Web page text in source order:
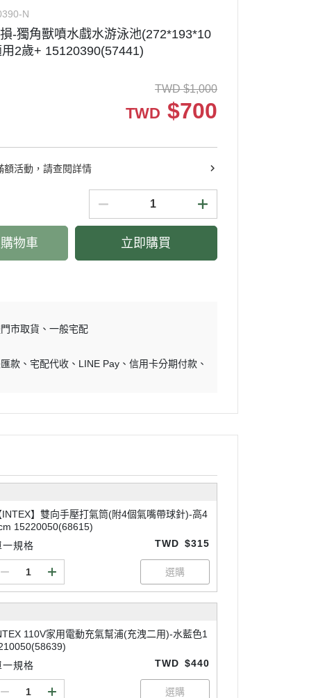
N
損-獨角獸噴水戲水游泳池(272*193*10
2歲+ 15120390(57441)
TWD $1,000
TWD $700
額活動，請查閱詳情
物車 立即購買
市取貨
一般宅配
款 宅配代收 LINE Pay
信用卡分期付款
INTEX】雙向手壓打氣筒(附4個氣嘴帶球針)-高4
15220050(68615)
一規格
TWD $315
110V家用電動充氣幫浦(充洩二用)-水藍色1
一規格
TWD $440